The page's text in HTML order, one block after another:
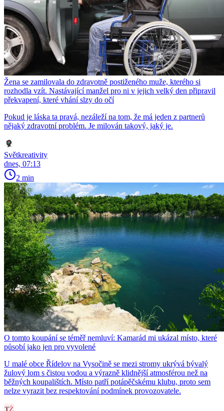
Žena se zamilovala do zdravotně postiženého muže, kterého si
rozhodla vzít. Nastávající manžel pro ni v jejich velký den připravil
překvapení, které vhání slzy do očí
Pokud je láska ta pravá, nezáleží na tom, že má jeden z partnerů
nějaký zdravotní problém. Je milován takový, jaký je.
Světkreativity
dnes, 07:13
2 min
O tomto koupání se téměř nemluví: Kamarád mi ukázal místo, které
působí jako jen pro vyvolené
U malé obce Řídelov na Vysočině se mezi stromy ukrývá bývalý
žulový lom s čistou vodou a výrazně klidnější atmosférou než na
běžných koupalištích. Místo patří potápěčskému klubu, proto sem
nelze vyrazit bez respektování podmínek provozovatele.